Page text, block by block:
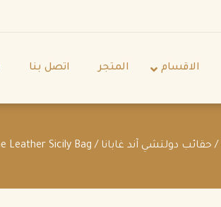
الاقسام المتجر اتصل بنا
/ حقائب دولتشي آند غابانا / Dauphine Leather Sicily Bag